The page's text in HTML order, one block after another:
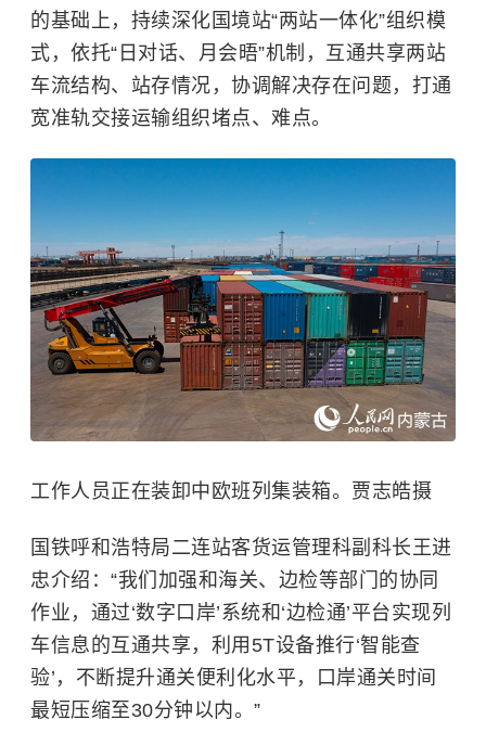
的基础上，持续深化国境站“两站一体化”组织模
式，依托“日对话、月会晤”机制，互通共享两站
车流结构、站存情况，协调解决存在问题，打通
宽准轨交接运输组织堵点、难点。
工作人员正在装卸中欧班列集装箱。贾志皓摄
国铁呼和浩特局二连站客货运管理科副科长王进
忠介绍：“我们加强和海关、边检等部门的协同
作业，通过‘数字口岸’系统和‘边检通’平台实现列
车信息的互通共享，利用5T设备推行‘智能查
验’，不断提升通关便利化水平，口岸通关时间
最短压缩至30分钟以内。”